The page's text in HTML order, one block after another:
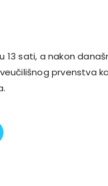
sati, a nakon
prvenstva